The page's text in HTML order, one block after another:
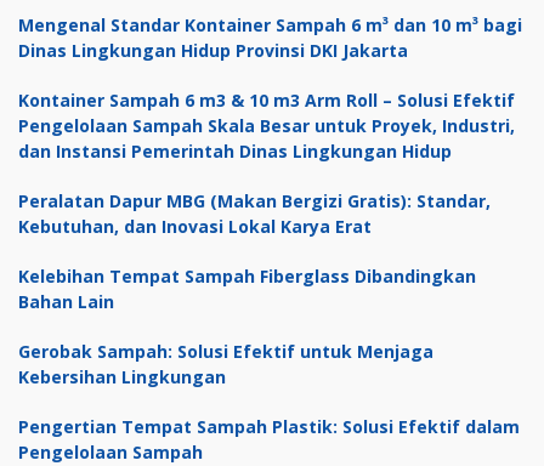
Rp 1,750,000.
Mengenal Standar Kontainer Sampah 6 m³ dan 10 m³ bagi
Dinas Lingkungan Hidup Provinsi DKI Jakarta
Kontainer Sampah 6 m3 & 10 m3 Arm Roll – Solusi Efektif
Pengelolaan Sampah Skala Besar untuk Proyek, Industri,
dan Instansi Pemerintah Dinas Lingkungan Hidup
Peralatan Dapur MBG (Makan Bergizi Gratis): Standar,
Kebutuhan, dan Inovasi Lokal Karya Erat
Kelebihan Tempat Sampah Fiberglass Dibandingkan
Bahan Lain
Gerobak Sampah: Solusi Efektif untuk Menjaga
Kebersihan Lingkungan
Pengertian Tempat Sampah Plastik: Solusi Efektif dalam
Pengelolaan Sampah